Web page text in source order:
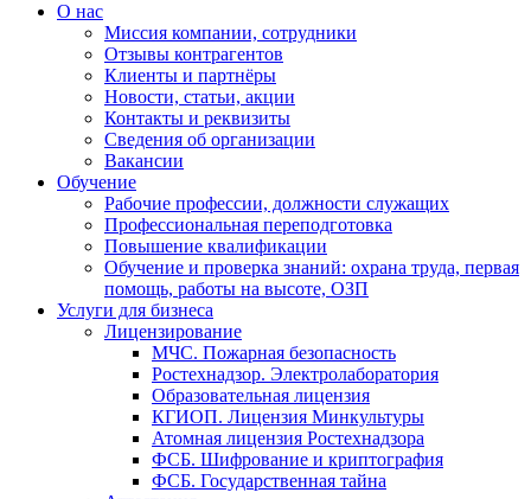
О нас
Миссия компании, сотрудники
Отзывы контрагентов
Клиенты и партнёры
Новости, статьи, акции
Контакты и реквизиты
Сведения об организации
Вакансии
Обучение
Рабочие профессии, должности служащих
Профессиональная переподготовка
Повышение квалификации
Обучение и проверка знаний: охрана труда, первая
помощь, работы на высоте, ОЗП
Услуги для бизнеса
Лицензирование
МЧС. Пожарная безопасность
Ростехнадзор. Электролаборатория
Образовательная лицензия
КГИОП. Лицензия Минкультуры
Атомная лицензия Ростехнадзора
ФСБ. Шифрование и криптография
ФСБ. Государственная тайна